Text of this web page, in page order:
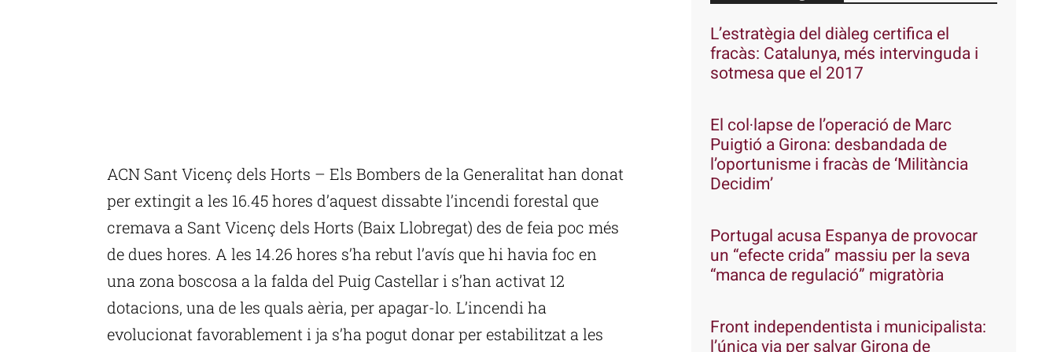
ACN Sant Vicenç dels Horts – Els Bombers de la Generalitat han donat
per extingit a les 16.45 hores d’aquest dissabte l’incendi forestal que
cremava a Sant Vicenç dels Horts (Baix Llobregat) des de feia poc més
de dues hores. A les 14.26 hores s’ha rebut l’avís que hi havia foc en
una zona boscosa a la falda del Puig Castellar i s’han activat 12
dotacions, una de les quals aèria, per apagar-lo. L’incendi ha
evolucionat favorablement i ja s’ha pogut donar per estabilitzat a les
L’estratègia del diàleg certifica el
fracàs: Catalunya, més intervinguda i
sotmesa que el 2017
El col·lapse de l’operació de Marc
Puigtió a Girona: desbandada de
l’oportunisme i fracàs de ‘Militància
Decidim’
Portugal acusa Espanya de provocar
un “efecte crida” massiu per la seva
“manca de regulació” migratòria
Front independentista i municipalista:
l’única via per salvar Girona de